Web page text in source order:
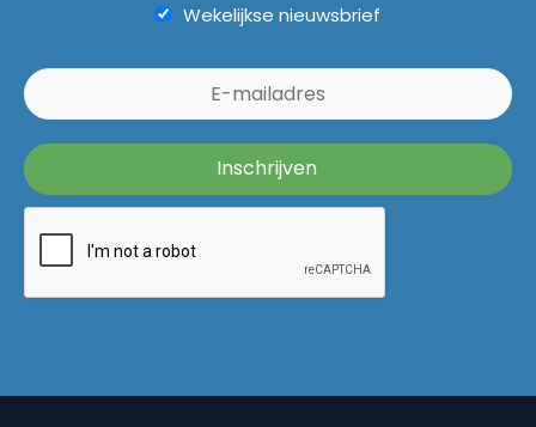
Wekelijkse nieuwsbrief